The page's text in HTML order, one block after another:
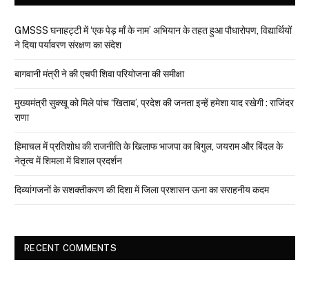
GMSSS घनाहट्टी में ‘एक पेड़ माँ के नाम’ अभियान के तहत हुआ पौधारोपण, विद्यार्थियों
ने दिया पर्यावरण संरक्षण का संदेश
बागवानी मंत्री ने की एचपी शिवा परियोजना की समीक्षा
मुख्यमंत्री सुक्खू को मिले पांच ‘खिताब’, प्रदेश की जनता इन्हें हमेशा याद रखेगी : राजिंदर
राणा
हिमाचल में प्रतिशोध की राजनीति के खिलाफ भाजपा का बिगुल, जयराम और बिंदल के
नेतृत्व में शिमला में विशाल प्रदर्शन
दिव्यांगजनों के सशक्तीकरण की दिशा में जिला प्रशासन ऊना का सराहनीय कदम
RECENT COMMENTS